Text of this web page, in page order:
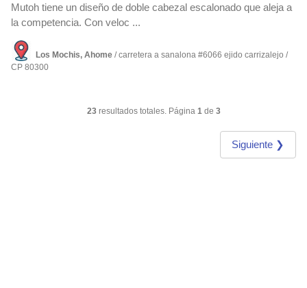
Mutoh tiene un diseño de doble cabezal escalonado que aleja a
la competencia. Con veloc ...
Los Mochis, Ahome / carretera a sanalona #6066 ejido carrizalejo /
CP 80300
23resultados totales. Página 1 de 3
Siguiente ❯